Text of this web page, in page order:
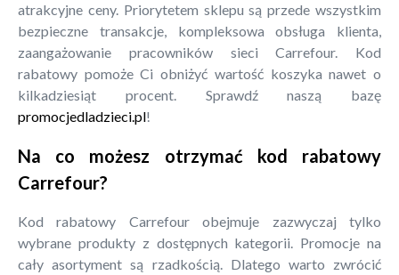
atrakcyjne ceny. Priorytetem sklepu są przede wszystkim
bezpieczne transakcje, kompleksowa obsługa klienta,
zaangażowanie pracowników sieci Carrefour. Kod
rabatowy pomoże Ci obniżyć wartość koszyka nawet o
kilkadziesiąt procent. Sprawdź naszą bazę
promocjedladzieci.pl!
Na co możesz otrzymać kod rabatowy
Carrefour?
Kod rabatowy Carrefour obejmuje zazwyczaj tylko
wybrane produkty z dostępnych kategorii. Promocje na
cały asortyment są rzadkością. Dlatego warto zwrócić